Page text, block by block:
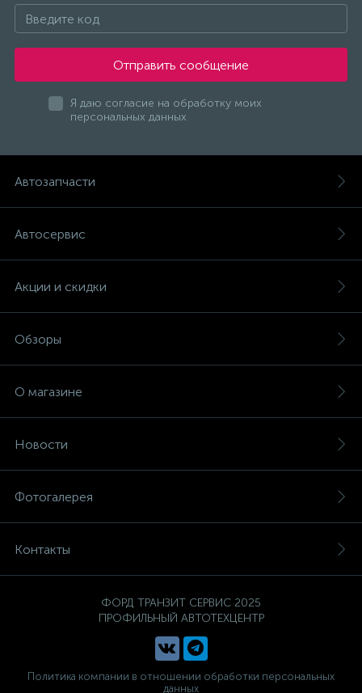
Отправить сообщение
Я даю согласие на обработку моих
персональных данных
Автозапчасти
Автосервис
Акции и скидки
Обзоры
О магазине
Новости
Фотогалерея
Контакты
ФОРД ТРАНЗИТ СЕРВИС 2025
ПРОФИЛЬНЫЙ АВТОТЕХЦЕНТР
Политика компании в отношении обработки персональных
данных